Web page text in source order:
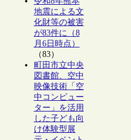
地震による文
化財等の被害
が83件に（8
月6日時点）
（83）
町田市立中央
図書館、空中
映像技術「空
中コンピュー
ター」を活用
した子ども向
け体験型展